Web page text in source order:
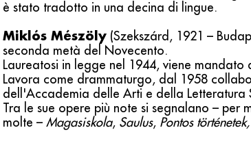
è stato tradotto in una decina di lingue.
Miklós Mészöly (Szekszárd, 1921 –
seconda metà del Novecento.
Laureatosi in legge nel 1944, viene
Lavora come drammaturgo, dal 1958
dell'Accademia delle Arti e della Letteratura
Tra le sue opere più note si segnalano – per
molte – Magasiskola, Saulus, Pontos